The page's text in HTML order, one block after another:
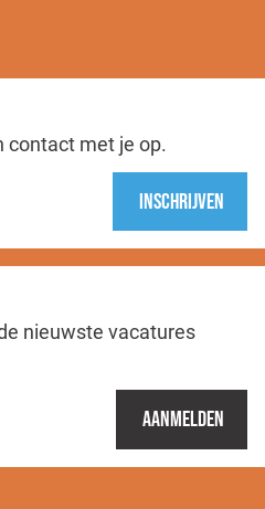
contact met je op.
Inschrijven
nieuwste vacatures
Aanmelden